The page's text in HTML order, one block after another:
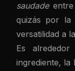
saudadeentre
quizás por la
versatilidad a
Es
ingrediente, la